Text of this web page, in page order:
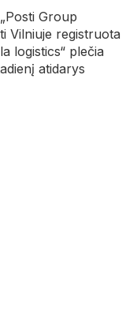
Group
Vilniuje registruota
logistics“ plečia
atidarys